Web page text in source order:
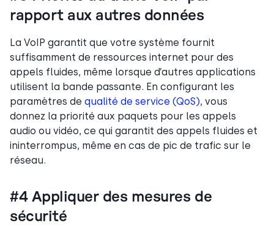
rapport aux autres données
La VoIP garantit que votre système fournit
suffisamment de ressources internet pour des
appels fluides, même lorsque d’autres applications
utilisent la bande passante. En configurant les
paramètres de qualité de service (QoS), vous
donnez la priorité aux paquets pour les appels
audio ou vidéo, ce qui garantit des appels fluides et
ininterrompus, même en cas de pic de trafic sur le
réseau.
#4 Appliquer des mesures de
sécurité